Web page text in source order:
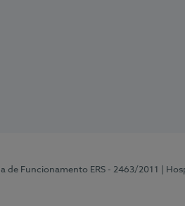
de Funcionamento ERS - 2463/2011
|